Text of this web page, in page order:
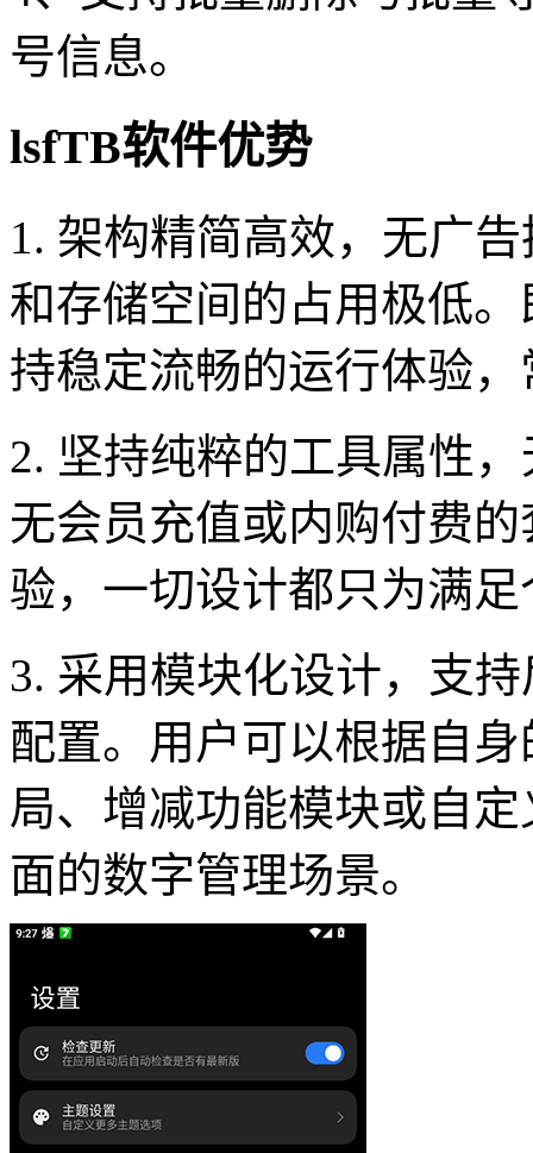
号信息。
lsfTB软件优势
1. 架构精简高效，无广
和存储空间的占用极低
持稳定流畅的运行体验
2. 坚持纯粹的工具属性
无会员充值或内购付费
验，一切设计都只为满
3. 采用模块化设计，支
配置。用户可以根据自
局、增减功能模块或自
面的数字管理场景。